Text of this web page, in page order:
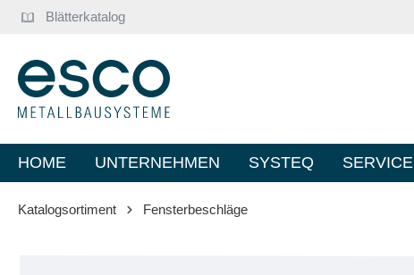
Zur Hauptnavigation springen
Blätterkatalog
HOME UNTERNEHMEN SYSTEQ SERVICE
Katalogsortiment Fensterbeschläge